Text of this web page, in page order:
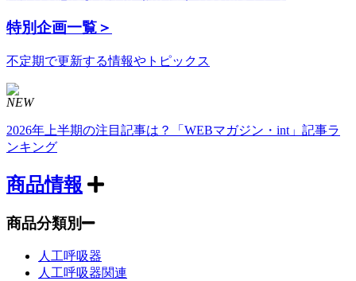
特別企画一覧＞
不定期で更新する情報やトピックス
NEW
2026年上半期の注目記事は？「WEBマガジン・int」記事ラ
ンキング
商品情報
商品分類別
人工呼吸器
人工呼吸器関連